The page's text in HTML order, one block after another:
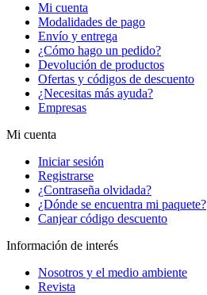
Mi cuenta
Modalidades de pago
Envío y entrega
¿Cómo hago un pedido?
Devolución de productos
Ofertas y códigos de descuento
¿Necesitas más ayuda?
Empresas
Mi cuenta
Iniciar sesión
Registrarse
¿Contraseña olvidada?
¿Dónde se encuentra mi paquete?
Canjear código descuento
Información de interés
Nosotros y el medio ambiente
Revista